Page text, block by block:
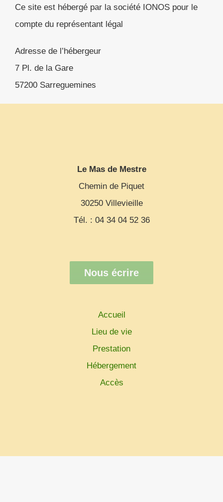
Ce site est hébergé par la société IONOS pour le
compte du représentant légal
Adresse de l’hébergeur
7 Pl. de la Gare
57200 Sarreguemines
Le Mas de Mestre
Chemin de Piquet
30250 Villevieille
Tél. : 04 34 04 52 36
Nous écrire
Accueil
Lieu de vie
Prestation
Hébergement
Accès